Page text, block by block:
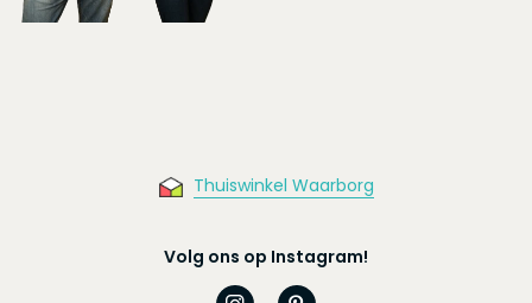
Thuiswinkel Waarborg
Volg ons op Instagram!